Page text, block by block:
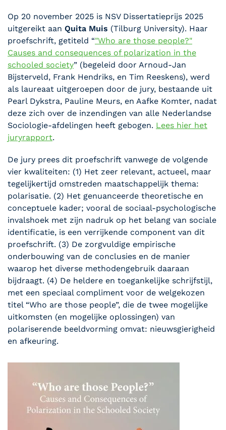
Op 20 november 2025 is NSV Dissertatieprijs 2025
uitgereikt aan Quita Muis (Tilburg University). Haar
proefschrift, getiteld “"Who are those people?"
Causes and consequences of polarization in the
schooled society” (begeleid door Arnoud-Jan
Bijsterveld, Frank Hendriks, en Tim Reeskens), werd
als laureaat uitgeroepen door de jury, bestaande uit
Pearl Dykstra, Pauline Meurs, en Aafke Komter, nadat
deze zich over de inzendingen van alle Nederlandse
Sociologie-afdelingen heeft gebogen. Lees hier het
juryrapport.
De jury prees dit proefschrift vanwege de volgende
vier kwaliteiten: (1) Het zeer relevant, actueel, maar
tegelijkertijd omstreden maatschappelijk thema:
polarisatie. (2) Het genuanceerde theoretische en
conceptuele kader; vooral de sociaal-psychologische
invalshoek met zijn nadruk op het belang van sociale
identificatie, is een verrijkende component van dit
proefschrift. (3) De zorgvuldige empirische
onderbouwing van de conclusies en de manier
waarop het diverse methodengebruik daaraan
bijdraagt. (4) De heldere en toegankelijke schrijfstijl,
met een speciaal compliment voor de welgekozen
titel “Who are those people”, die de twee mogelijke
uitkomsten (en mogelijke oplossingen) van
polariserende beeldvorming omvat: nieuwsgierigheid
en afkeuring.